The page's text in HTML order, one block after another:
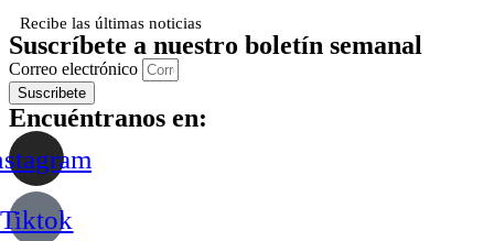
Recibe las últimas noticias
Suscríbete a nuestro boletín semanal
Correo electrónico
Suscribete
Encuéntranos en:
Tiktok